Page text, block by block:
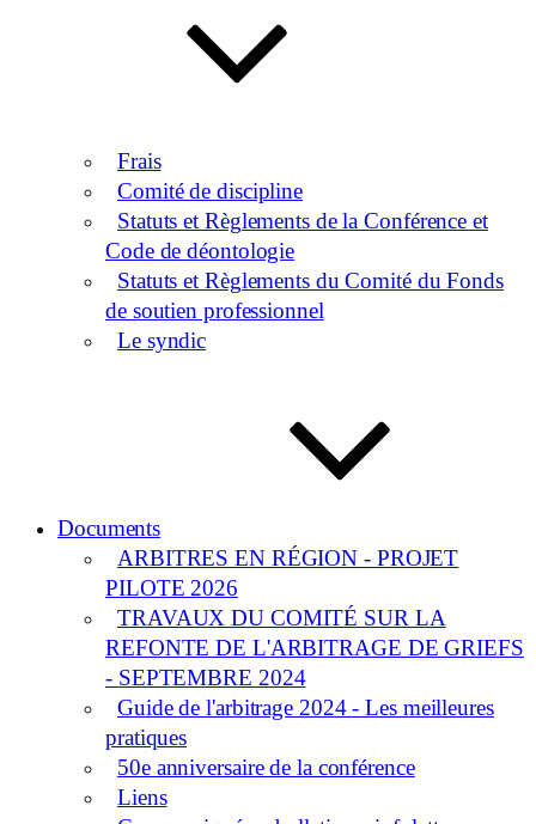
Frais
Comité de discipline
Statuts et Règlements de la Conférence et
Code de déontologie
Statuts et Règlements du Comité du Fonds
de soutien professionnel
Le syndic
Documents
ARBITRES EN RÉGION - PROJET
PILOTE 2026
TRAVAUX DU COMITÉ SUR LA
REFONTE DE L'ARBITRAGE DE GRIEFS
- SEPTEMBRE 2024
Guide de l'arbitrage 2024 - Les meilleures
pratiques
50e anniversaire de la conférence
Liens